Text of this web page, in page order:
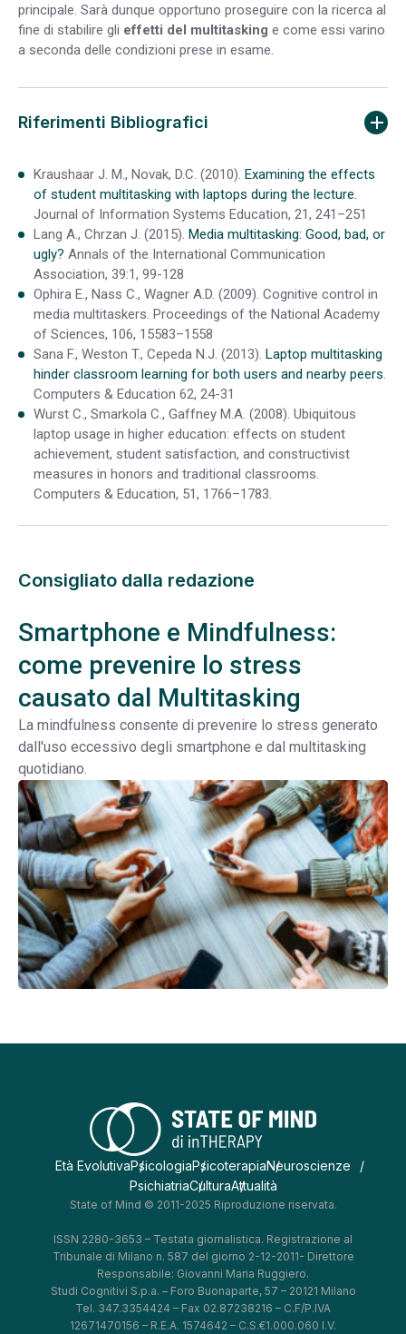
principale. Sarà dunque opportuno proseguire con la ricerca al
fine di stabilire gli effetti del multitasking e come essi varino
a seconda delle condizioni prese in esame.
Riferimenti Bibliografici
Kraushaar J. M., Novak, D.C. (2010). Examining the effects
of student multitasking with laptops during the lecture.
Journal of Information Systems Education, 21, 241–251
Lang A., Chrzan J. (2015). Media multitasking: Good, bad, or
ugly? Annals of the International Communication
Association, 39:1, 99-128
Ophira E., Nass C., Wagner A.D. (2009). Cognitive control in
media multitaskers. Proceedings of the National Academy
of Sciences, 106, 15583–1558
Sana F., Weston T., Cepeda N.J. (2013). Laptop multitasking
hinder classroom learning for both users and nearby peers.
Computers & Education 62, 24-31
Wurst C., Smarkola C., Gaffney M.A. (2008). Ubiquitous
laptop usage in higher education: effects on student
achievement, student satisfaction, and constructivist
measures in honors and traditional classrooms.
Computers & Education, 51, 1766–1783.
Consigliato dalla redazione
Smartphone e Mindfulness:
come prevenire lo stress
causato dal Multitasking
La mindfulness consente di prevenire lo stress generato
dall'uso eccessivo degli smartphone e dal multitasking
quotidiano.
Età EvolutivaPsicologiaPsicoterapiaNeuroscienze
PsichiatriaCulturaAttualità
State of Mind © 2011-2025 Riproduzione riservata.
ISSN 2280-3653 – Testata giornalistica. Registrazione al
Tribunale di Milano n. 587 del giorno 2-12-2011- Direttore
Responsabile: Giovanni Maria Ruggiero.
Studi Cognitivi S.p.a. – Foro Buonaparte, 57 – 20121 Milano
Tel. 347.3354424 – Fax 02.87238216 – C.F/P.IVA
12671470156 – R.E.A. 1574642 – C.S.€1.000.060 I.V.